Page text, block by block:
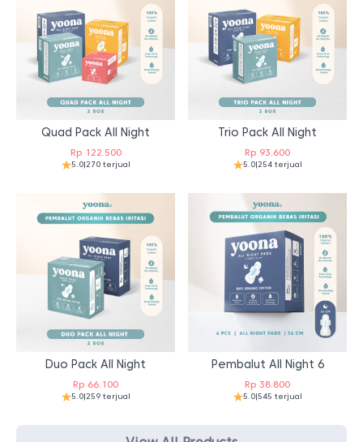
Quad Pack All Night
Rp122.500
5.0|270 terjual
Trio Pack All Night
Rp 93.600
5.0|254 terjual
Duo Pack All Night
Rp 66.100
5.0|259 terjual
Pembalut All Night 6
Rp 38.800
5.0|545 terjual